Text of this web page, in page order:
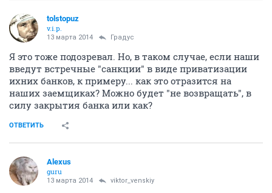
tolstopuz
v.i.p.
13 марта 2014 Градус
Я это тоже подозревал. Но, в таком случае, если наши
введут встречные "санкции" в виде приватизации
ихних банков, к примеру... как это отразится на
наших заемщиках? Можно будет "не возвращать", в
силу закрытия банка или как?
ОТВЕТИТЬ
Alexus
guru
13 марта 2014 viktor_venskiy